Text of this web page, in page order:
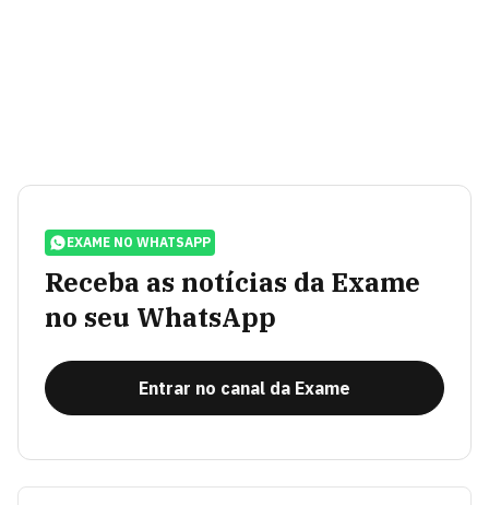
EXAME NO WHATSAPP
Receba as notícias da Exame
no seu WhatsApp
Entrar no canal da Exame